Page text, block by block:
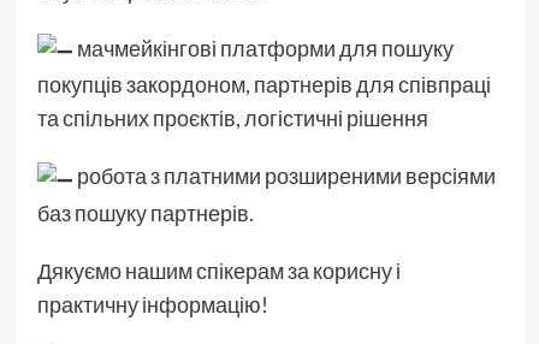
мачмейкінгові платформи для пошуку
покупців закордоном, партнерів для співпраці
та спільних проєктів, логістичні рішення
робота з платними розширеними версіями
баз пошуку партнерів.
Дякуємо нашим спікерам за корисну і
практичну інформацію!